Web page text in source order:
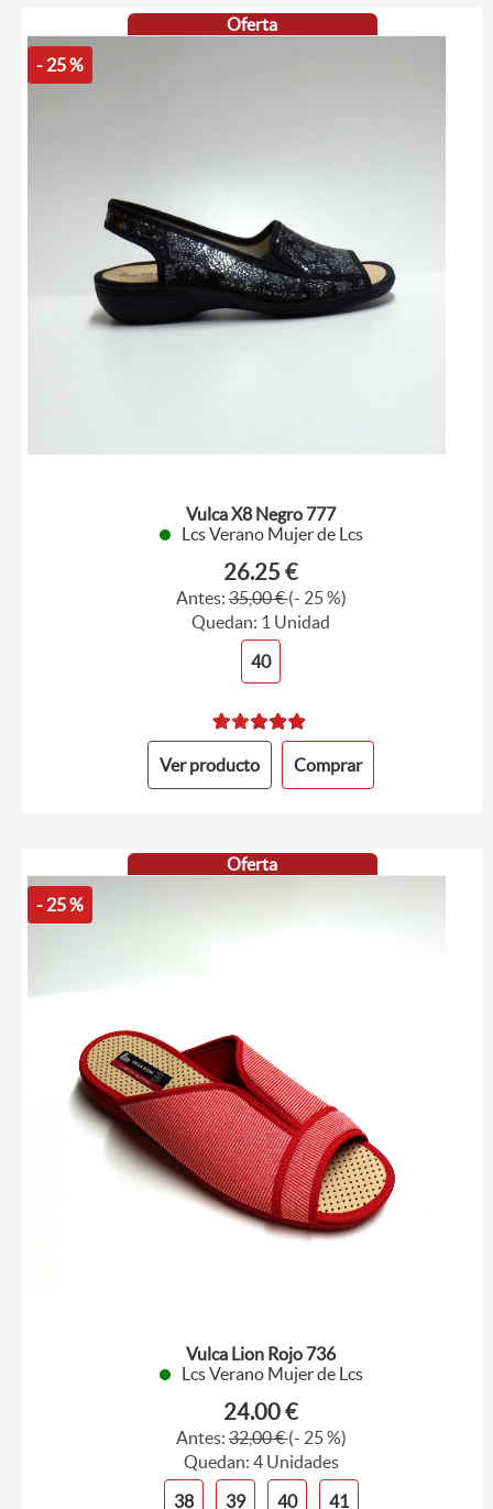
Oferta
- 25 %
Vulca X8 Negro 777
Lcs Verano Mujer de Lcs
26.25 €
Antes:35,00 €(- 25 %)
Quedan: 1 Unidad
40
Ver producto Comprar
Oferta
- 25 %
Vulca Lion Rojo 736
Lcs Verano Mujer de Lcs
24.00 €
Antes:32,00 €(- 25 %)
Quedan: 4 Unidades
38
39 40 41